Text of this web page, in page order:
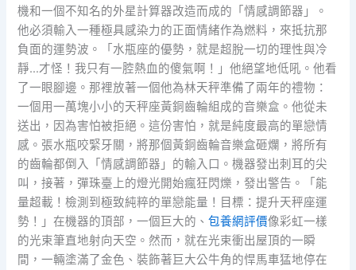
機和一個不知名的外星計算器改造而成的「情感調節器」。
他必須輸入一種極具感染力的正面情緒作為燃料，來抵抗那
負面的運勢波。「水瓶座的優勢，就是超脫一切的理性與冷
靜…才怪！我只有一腔熱血的傻氣啊！」他絕望地低吼。他看
了一眼腳邊。那裡放著一個他為林天秤準備了兩年的禮物：
一個用一萬塊小小的天秤座黃銅齒輪組成的音樂盒。他從未
送出，因為害怕被拒絕。這份害怕，就是純度最高的單戀情
感。張水瓶咬緊牙關，將那個黃銅齒輪音樂盒砸爛，將所有
的齒輪都倒入「情感調節器」的輸入口。機器發出刺耳的尖
叫，接著，彈珠臺上的燈光開始瘋狂閃爍，發出警告。「能
量超載！檢測到極致純粹的單戀能量！目標：提升天秤座運
勢！」在機器的頂部，一個巨大的、包養網評價像彩虹一樣
的光束筆直地射向天空。然而，就在光束衝出屋頂的一瞬
間，一輛塗滿了金色、裝飾著巨大公牛角的悍馬車猛地停在